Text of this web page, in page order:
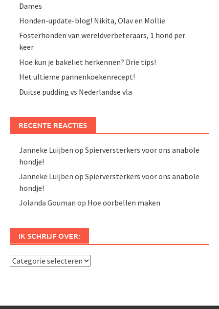
Dames
Honden-update-blog! Nikita, Olav en Mollie
Fosterhonden van wereldverbeteraars, 1 hond per
keer
Hoe kun je bakeliet herkennen? Drie tips!
Het ultieme pannenkoekenrecept!
Duitse pudding vs Nederlandse vla
RECENTE REACTIES
Janneke Luijben opSpierversterkers voor ons anabole
hondje!
Janneke Luijben opSpierversterkers voor ons anabole
hondje!
Jolanda Gouman op Hoe oorbellen maken
IK SCHRIJF OVER:
Ik